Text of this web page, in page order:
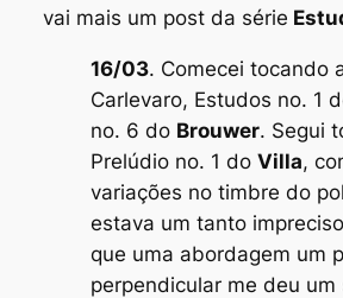
vai mais um post da série
16/03. Comecei tocando
Carlevaro, Estudos no. 1
no. 6 do Brouwer. Segui
Prelúdio no. 1 do Villa,
variações no timbre do
estava um tanto
que uma abordagem um
perpendicular me deu um